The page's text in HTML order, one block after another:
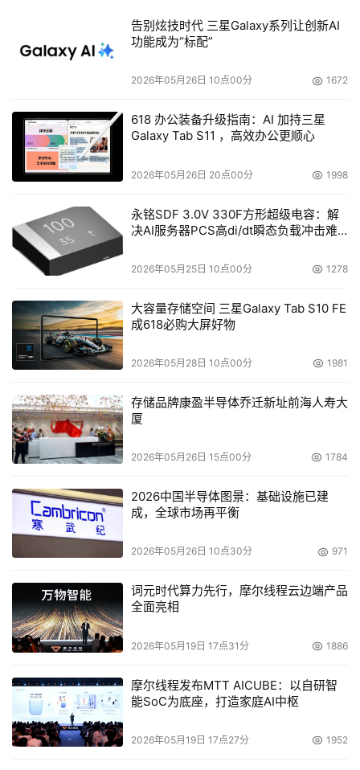
告别炫技时代 三星Galaxy系列让创新AI
功能成为“标配”
2026年05月26日 10点00分 1672
618 办公装备升级指南：AI 加持三星
Galaxy Tab S11 ，高效办公更顺心
2026年05月26日 20点00分 1998
永铭SDF 3.0V 330F方形超级电容：解
决AI服务器PCS高di/dt瞬态负载冲击难
2026年05月25日 10点00分 1278
大容量存储空间 三星Galaxy Tab S10 FE
成618必购大屏好物
2026年05月28日 10点00分 1981
存储品牌康盈半导体乔迁新址前海人寿大
厦
2026年05月26日 15点00分 1784
2026中国半导体图景：基础设施已建
成，全球市场再平衡
2026年05月26日 10点30分 971
词元时代算力先行，摩尔线程云边端产品
全面亮相
2026年05月19日 17点31分 1886
摩尔线程发布MTT AICUBE：以自研智
能SoC为底座，打造家庭AI中枢
2026年05月19日 17点27分 1952